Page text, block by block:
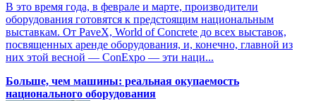
В это время года, в феврале и марте, производители
оборудования готовятся к предстоящим национальным
выставкам. От PaveX, World of Concrete до всех выставок,
посвященных аренде оборудования, и, конечно, главной из
них этой весной — ConExpo — эти наци...
Больше, чем машины: реальная окупаемость
национального оборудования